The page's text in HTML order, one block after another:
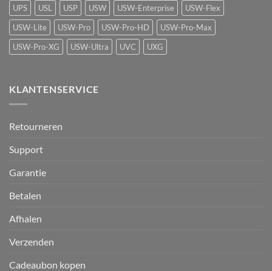
UPS
USL USP USW USW-Enterprise
USW-Flex
USW-Lite
USW-Pro USW-Pro-HD
USW-Pro-Max
USW-Pro-XG
USW-Ultra UVC UXG
KLANTENSERVICE
Retourneren
Support
Garantie
Betalen
Afhalen
Verzenden
Cadeaubon kopen